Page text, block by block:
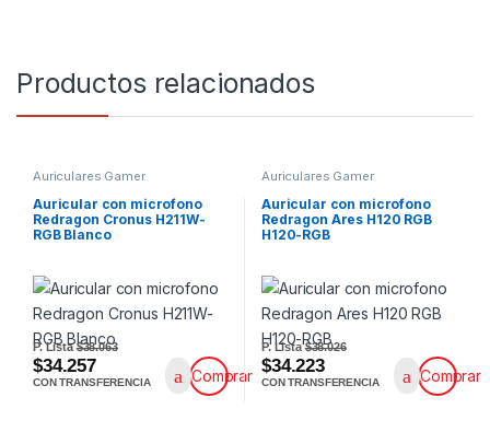
Productos relacionados
Auriculares Gamer
Auricular con microfono
Redragon Cronus H211W-
RGB Blanco
P. Lista$38.063
$34.257
CON TRANSFERENCIA Comprar
Auriculares Gamer
Auricular con microfono
Redragon Ares H120 RGB
H120-RGB
P. Lista$38.026
$34.223
CON TRANSFERENCIA Comprar